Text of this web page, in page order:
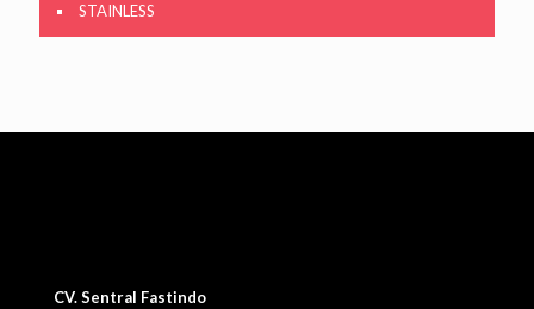
STAINLESS
CV. Sentral Fastindo